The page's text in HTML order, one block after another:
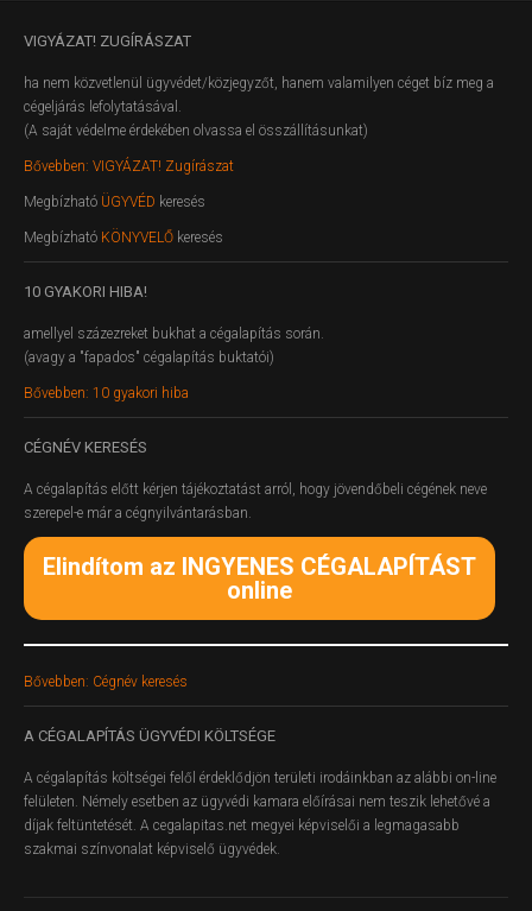
VIGYÁZAT! ZUGÍRÁSZAT
ha nem közvetlenül ügyvédet/közjegyzőt, hanem valamilyen céget bíz meg a
cégeljárás lefolytatásával.
(A saját védelme érdekében olvassa el összállításunkat)
Bővebben: VIGYÁZAT! Zugírászat
Megbízható ÜGYVÉD keresés
Megbízható KÖNYVELŐ keresés
10 GYAKORI HIBA!
amellyel százezreket bukhat a cégalapítás során.
(avagy a "fapados" cégalapítás buktatói)
Bővebben: 10 gyakori hiba
CÉGNÉV KERESÉS
A cégalapítás előtt kérjen tájékoztatást arról, hogy jövendőbeli cégének neve
szerepel-e már a cégnyilvántarásban.
Elindítom az INGYENES CÉGALAPÍTÁST
online
Bővebben: Cégnév keresés
A CÉGALAPÍTÁS ÜGYVÉDI KÖLTSÉGE
A cégalapítás költségei felől érdeklődjön területi irodáinkban az alábbi on-line
felületen. Némely esetben az ügyvédi kamara előírásai nem teszik lehetővé a
díjak feltüntetését. A cegalapitas.net megyei képviselői a legmagasabb
szakmai színvonalat képviselő ügyvédek.